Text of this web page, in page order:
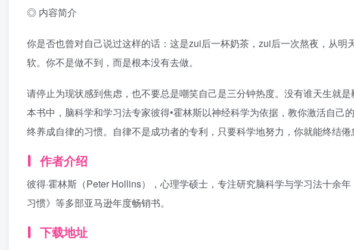
◎ 内容简介
你是否也曾对自己说过这样的话：这是zui后一杯奶茶，zui后一次熬夜，从
软。你不是做不到，而是根本没有去做。
请停止为现状感到焦虑，也不要总是嘲笑自己是三分钟热度。没有谁天生就
本书中，脑科学和学习法专家彼得•霍林斯以神经科学为依据，教你激活自己
终养成自律的习惯。自律不是成功者的专利，只要科学地努力，你就能终结倦
作者介绍
彼得·霍林斯（Peter Hollins），心理学硕士，专注研究脑科学与学习法十余
习惯》等多部亚马逊年度畅销书。
下载地址